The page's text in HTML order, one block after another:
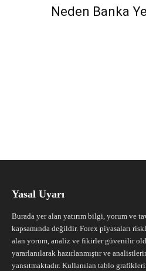
Neden Banka
Yasal Uyarı
Burada yer alan yatırım bilgi, yorum ve
kapsamında değildir. Forex piyasaları
alan yorum, analiz ve fikirler güvenilir
yararlanılarak hazırlanmıştır ve
yansıtmaktadır. Kullanılan tablo